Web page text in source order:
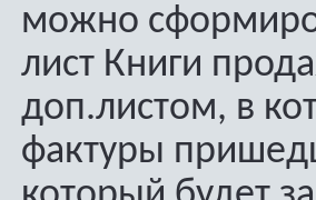
можно
лист Книги
доп.листом, в
фактуры